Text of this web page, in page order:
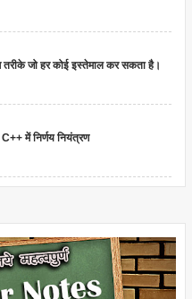
जो हर कोई इस्तेमाल कर सकता है।
में निर्णय नियंत्रण